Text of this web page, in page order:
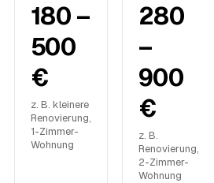
180 –
500
€
z. B. kleinere
Renovierung,
1-Zimmer-
Wohnung
280
–
900
€
z. B.
Renovierung,
2-Zimmer-
Wohnung